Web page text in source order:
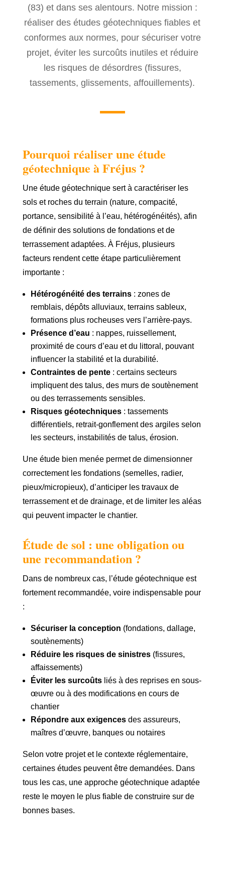
(83) et dans ses alentours. Notre mission :
réaliser des études géotechniques fiables et
conformes aux normes, pour sécuriser votre
projet, éviter les surcoûts inutiles et réduire
les risques de désordres (fissures,
tassements, glissements, affouillements).
Pourquoi réaliser une étude
géotechnique à Fréjus ?
Une étude géotechnique sert à caractériser les
sols et roches du terrain (nature, compacité,
portance, sensibilité à l’eau, hétérogénéités), afin
de définir des solutions de fondations et de
terrassement adaptées. À Fréjus, plusieurs
facteurs rendent cette étape particulièrement
importante :
Hétérogénéité des terrains: zones de
remblais, dépôts alluviaux, terrains sableux,
formations plus rocheuses vers l’arrière-pays.
Présence d’eau : nappes, ruissellement,
proximité de cours d’eau et du littoral, pouvant
influencer la stabilité et la durabilité.
Contraintes de pente: certains secteurs
impliquent des talus, des murs de soutènement
ou des terrassements sensibles.
Risques géotechniques: tassements
différentiels, retrait-gonflement des argiles selon
les secteurs, instabilités de talus, érosion.
Une étude bien menée permet de dimensionner
correctement les fondations (semelles, radier,
pieux/micropieux), d’anticiper les travaux de
terrassement et de drainage, et de limiter les aléas
qui peuvent impacter le chantier.
Étude de sol : une obligation ou
une recommandation ?
Dans de nombreux cas, l’étude géotechnique est
fortement recommandée, voire indispensable pour
:
Sécuriser la conception (fondations, dallage,
soutènements)
Réduire les risques de sinistres(fissures,
affaissements)
Éviter les surcoûtsliés à des reprises en sous-
œuvre ou à des modifications en cours de
chantier
Répondre aux exigencesdes assureurs,
maîtres d’œuvre, banques ou notaires
Selon votre projet et le contexte réglementaire,
certaines études peuvent être demandées. Dans
tous les cas, une approche géotechnique adaptée
reste le moyen le plus fiable de construire sur de
bonnes bases.